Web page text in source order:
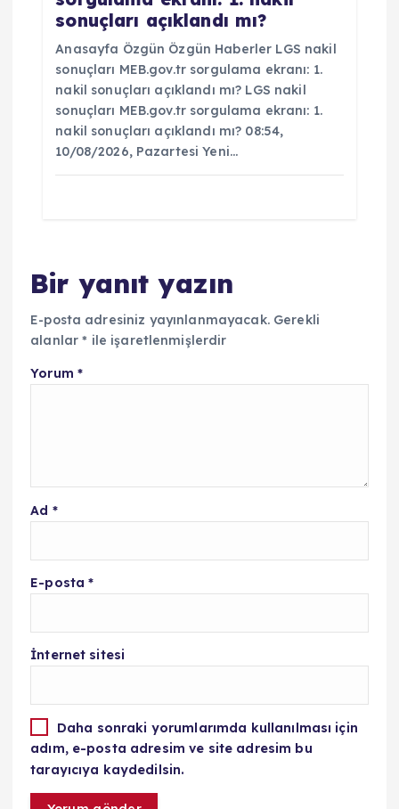
sonuçları açıklandı mı?
Anasayfa Özgün Özgün Haberler LGS nakil
sonuçları MEB.gov.tr sorgulama ekranı: 1.
nakil sonuçları açıklandı mı? LGS nakil
sonuçları MEB.gov.tr sorgulama ekranı: 1.
nakil sonuçları açıklandı mı? 08:54,
10/08/2026, Pazartesi Yeni…
Bir yanıt yazın
E-posta adresiniz yayınlanmayacak. Gerekli
alanlar* ile işaretlenmişlerdir
Yorum *
Ad *
E-posta*
İnternet sitesi
Daha sonraki yorumlarımda kullanılması için
adım, e-posta adresim ve site adresim bu
tarayıcıya kaydedilsin.